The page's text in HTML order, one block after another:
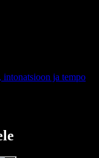
ja tempo